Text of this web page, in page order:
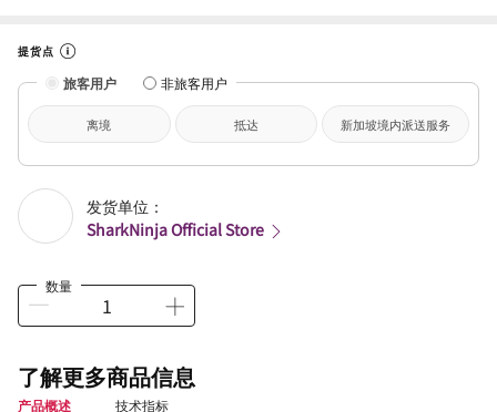
提货点
旅客用户 非旅客用户
离境 抵达 新加坡境内派送服务
发货单位：
SharkNinja Official Store
数量
了解更多商品信息
产品概述 技术指标